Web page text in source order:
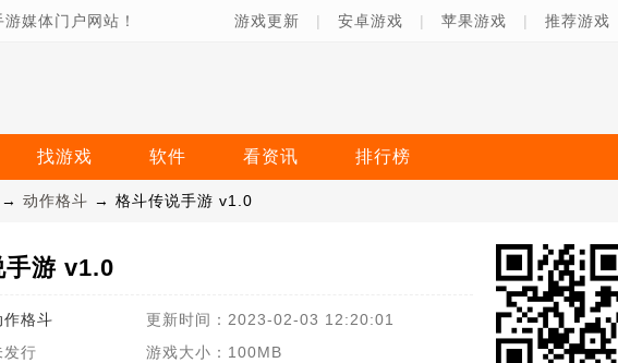
媒体门户网站！ 游戏更新 | 安卓游戏 | 苹果游戏 | 推荐游戏
找游戏 软件 看资讯 排行榜
→ 动作格斗 → 格斗传说手游 v1.0
手游 v1.0
作格斗 更新时间： 2023-02-03 12:20:01
发行 游戏大小： 100MB